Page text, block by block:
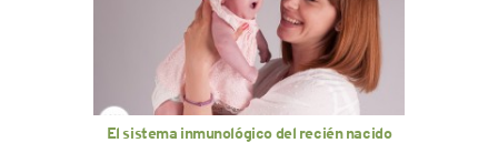
El sistema inmunológico del recién nacido